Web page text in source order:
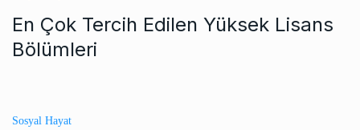
En Çok Tercih Edilen Yüksek Lisans
Bölümleri
Sosyal Hayat